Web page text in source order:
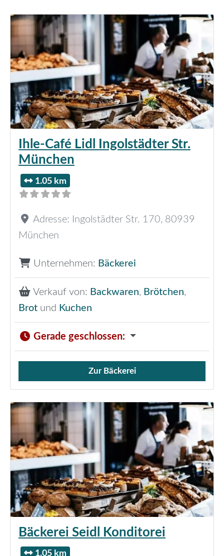
Ihle-Café Lidl Ingolstädter Str.
München
1.05 km
Adresse: Ingolstädter Str. 170, 80939
München
Unternehmen: Bäckerei
Verkauf von: Backwaren, Brötchen,
Brot und Kuchen
Gerade geschlossen:
Verkauf von Brötchen,
Zur Bäckerei
Bäckerei Seidl Konditorei
1.05 km